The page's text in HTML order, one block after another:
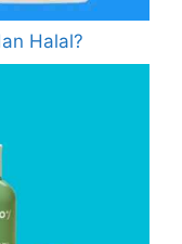
Halal?